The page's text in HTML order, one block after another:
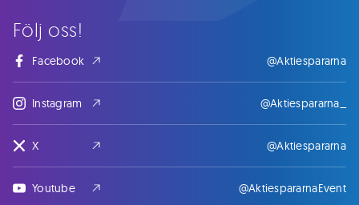
Följ oss!
Facebook @Aktiespararna
Instagram @Aktiespararna_
X @Aktiespararna
Youtube @AktiespararnaEvent